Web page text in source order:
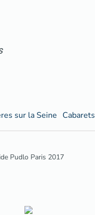
sur la Seine
Pudlo Paris 2017